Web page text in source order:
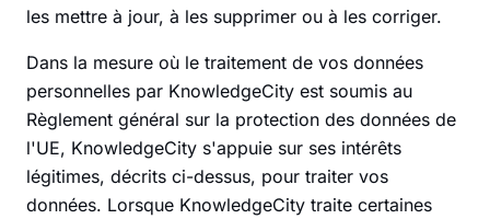
les mettre à jour, à les supprimer ou à les corriger.
Dans la mesure où le traitement de vos données
personnelles par KnowledgeCity est soumis au
Règlement général sur la protection des données de
l'UE, KnowledgeCity s'appuie sur ses intérêts
légitimes, décrits ci-dessus, pour traiter vos
données. Lorsque KnowledgeCity traite certaines